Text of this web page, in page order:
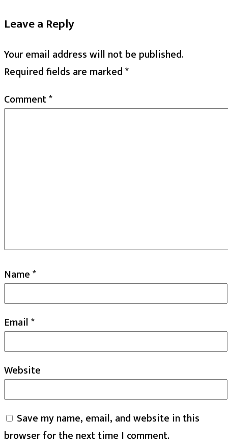
Leave a Reply
Your email address will not be published.
Required fields are marked*
Comment*
Name*
Email*
Website
Save my name, email, and website in this
browser for the next time I comment.